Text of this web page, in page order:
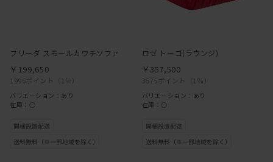
フリーダ スモールカウチソファ
1996ポイント （1％）
￥199,650
バリエーション：あり
在庫：○
ロゼ トーゴ(ラウンジ)
3575ポイント （1％）
￥357,500
バリエーション：あり
在庫：○